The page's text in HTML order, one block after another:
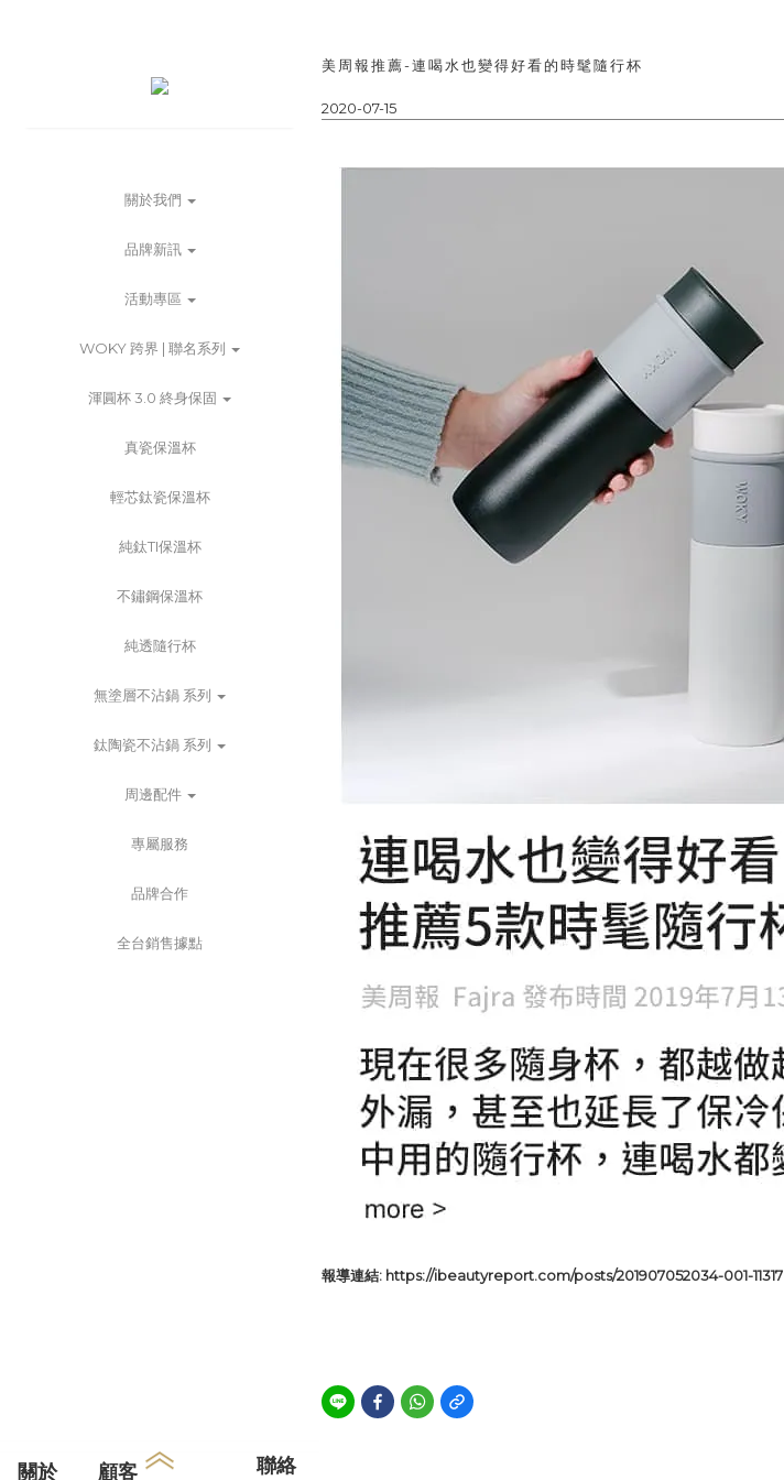
關於我們
品牌新訊
活動專區
WOKY 跨界 | 聯名系列
渾圓杯 3.0 終身保固
真瓷保溫杯
輕芯鈦瓷保溫杯
純鈦TI保溫杯
不鏽鋼保溫杯
純透隨行杯
無塗層不沾鍋 系列
鈦陶瓷不沾鍋 系列
周邊配件
專屬服務
品牌合作
全台銷售據點
美周報推薦-連喝水也變得好看的時髦隨行杯
2020-07-15
報導連結: https://ibeautyreport.com/posts/201907052034-001-11317
關於 顧客 聯絡